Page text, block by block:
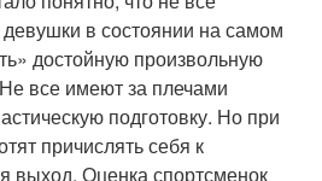
в состоянии на самом
достойную произвольную
все имеют за плечами
подготовку. Но при
причислять себя к
выход. Оценка спортсменок